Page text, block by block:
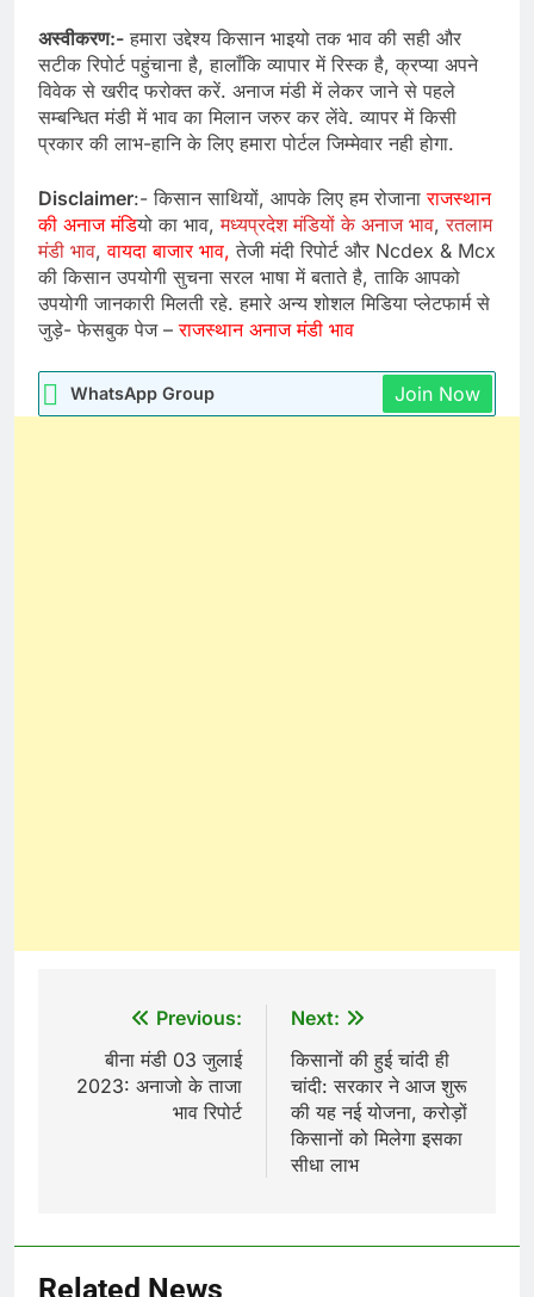
अस्वीकरण:- हमारा उद्देश्य किसान भाइयो तक भाव की सही और
सटीक रिपोर्ट पहुंचाना है, हालाँकि व्यापार में रिस्क है, क्रप्या अपने
विवेक से खरीद फरोक्त करें. अनाज मंडी में लेकर जाने से पहले
सम्बन्धित मंडी में भाव का मिलान जरुर कर लेंवे. व्यापर में किसी
प्रकार की लाभ-हानि के लिए हमारा पोर्टल जिम्मेवार नही होगा.
Disclaimer:- किसान साथियों, आपके लिए हम रोजानाराजस्थान
की अनाज मंडियो का भाव,मध्यप्रदेश मंडियों के अनाज भाव,रतलाम
मंडी भाव, वायदा बाजार भाव, तेजी मंदी रिपोर्ट और Ncdex & Mcx
की किसान उपयोगी सुचना सरल भाषा में बताते है, ताकि आपको
उपयोगी जानकारी मिलती रहे. हमारे अन्य शोशल मिडिया प्लेटफार्म से
जुड़े- फेसबुक पेज –राजस्थान अनाज मंडी भाव
WhatsApp Group Join Now
navigation
Previous:
बीना मंडी 03 जुलाई
2023: अनाजो के ताजा
भाव रिपोर्ट
Next:
किसानों की हुई चांदी ही
चांदी: सरकार ने आज शुरू
की यह नई योजना, करोड़ों
किसानों को मिलेगा इसका
सीधा लाभ
Related News